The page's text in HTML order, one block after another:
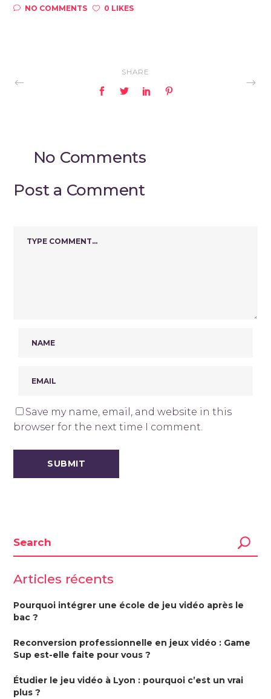
NO COMMENTS 0 LIKES
SHARE
No Comments
Post a Comment
Save my name, email, and website in this
browser for the next time I comment.
Articles récents
Pourquoi intégrer une école de jeu vidéo après le
bac ?
Reconversion professionnelle en jeux vidéo : Game
Sup est-elle faite pour vous ?
Étudier le jeu vidéo à Lyon : pourquoi c’est un vrai
plus ?